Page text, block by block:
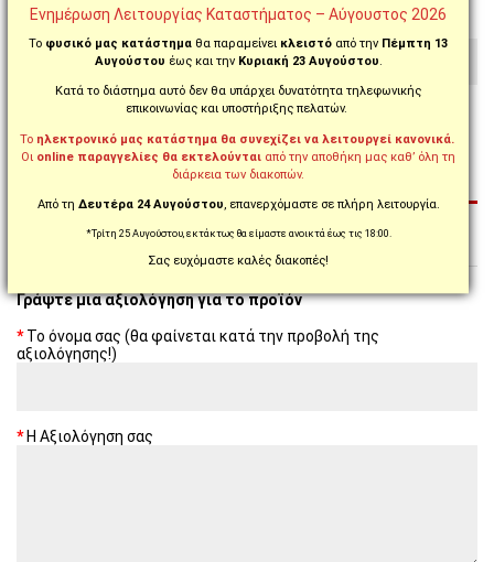
YAMAHA
XT660 X / 2004 - 2008
XT660 X / 2009 - 2015
ΑΞΙΟΛΟΓΉΣΕΙΣ (0)
Γράψτε μια αξιολόγηση για το προϊόν
Το όνομα σας (θα φαίνεται κατά την προβολή της
αξιολόγησης!)
Η Αξιολόγηση σας
Ενημέρωση Λειτουργίας Καταστήματος – Αύγουστος 2026
Το φυσικό μας κατάστημα θα παραμείνει κλειστό από την Πέμπτη 13
Αυγούστου έως και τηνΚυριακή 23 Αυγούστου.
Κατά το διάστημα αυτό δεν θα υπάρχει δυνατότητα τηλεφωνικής
επικοινωνίας και υποστήριξης πελατών.
Το ηλεκτρονικό μας κατάστημα θα συνεχίζει να λειτουργεί κανονικά.
Οι online παραγγελίες θα εκτελούνται από την αποθήκη μας καθ’ όλη τη
διάρκεια των διακοπών.
Από τη Δευτέρα 24 Αυγούστου, επανερχόμαστε σε πλήρη λειτουργία.
*Τρίτη 25 Αυγούστου, εκτάκτως θα είμαστε ανοικτά έως τις 18:00.
Σας ευχόμαστε καλές διακοπές!